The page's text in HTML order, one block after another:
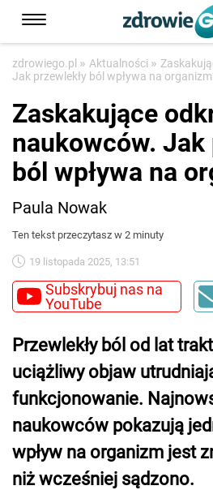
zdrowiego.pl » Aktualności »
Jak przewlekły ból wpływa na
Zaskakujące
naukowców. Jak
ból wpływa na
Paula Nowak
Ten tekst przeczytasz w 2 minuty
19 listopada 2025, 13:51
Subskrybuj nas na
YouTube
Przewlekły ból od lat
uciążliwy objaw
funkcjonowanie.
naukowców pokazują
wpływ na organizm jest
niż wcześniej sądzono.